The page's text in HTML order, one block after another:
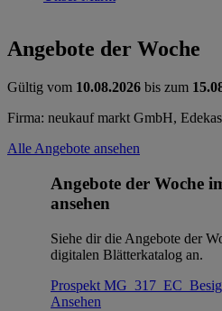
Angebote der Woche
Gültig vom 10.08.2026 bis zum
Firma: neukauf markt GmbH,
Alle Angebote ansehen
Angebote der Woche
ansehen
Siehe dir die Angebote der
digitalen Blätterkatalog an.
Prospekt
Ansehen